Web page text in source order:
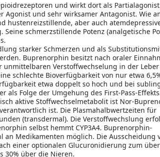
und wirkt dort als
und sehr wirksamer Antagonist. Wie
hustenreizstillende, aber auch
schmerzstillende Potenz (analgetische
starker Schmerzen und als
Buprenorphin besitzt nach oraler
unmittelbaren Verstoffwechselung in der
schlechte Bioverfügbarkeit von nur etwa
etwa doppelt so hoch und bei
als Folge der Umgehung des First-Pass-
aktive Stoffwechselmetabolit ist Nor-
ist. Die Plasmahalbwertzeiten für
(transdermal). Die Verstoffwechslung
selbst hemmt CYP3A4. Buprenorphin-
Medikamenten möglich. Die Ausscheidung
einer optionalen Glucuronidierung zum
30% über die Nieren.